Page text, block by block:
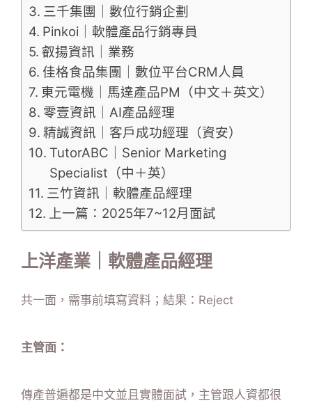
三千集團｜數位行銷企劃
Pinkoi｜軟體產品行銷專員
叡揚資訊｜業務
佳格食品集團｜數位平台CRM人員
東元電機｜馬達產品PM（中文＋英文）
零壹資訊｜AI產品經理
精誠資訊｜客戶成功經理（資安）
TutorABC｜Senior Marketing
Specialist（中＋英）
三竹資訊｜軟體產品經理
上一篇：2025年7~12月面試
上洋產業｜軟體產品經理
共一面，需事前填寫資料；結果：Reject
主管面：
傳產普遍都是中文並且實體面試，主管跟人資都很